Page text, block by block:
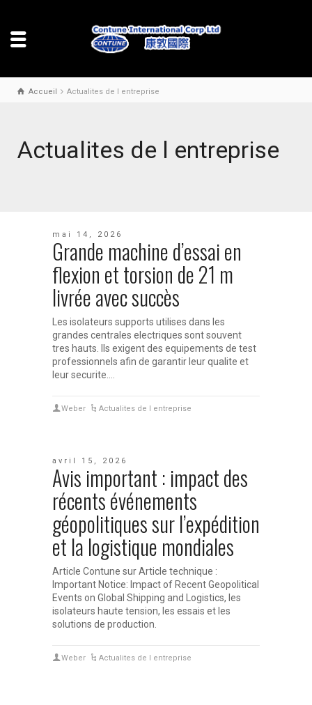
Accueil Actualites de l entreprise
Actualites de l entreprise
mai 14, 2026
Grande machine d’essai en
flexion et torsion de 21 m
livrée avec succès
Les isolateurs supports utilises dans les
grandes centrales electriques sont souvent
tres hauts. Ils exigent des equipements de test
professionnels afin de garantir leur qualite et
leur securite.…
Weber Actualites de l entreprise
avril 15, 2026
Avis important : impact des
récents événements
géopolitiques sur l’expédition
et la logistique mondiales
Article Contune sur Article technique :
Important Notice: Impact of Recent Geopolitical
Events on Global Shipping and Logistics, les
isolateurs haute tension, les essais et les
solutions de production.
Weber Actualites de l entreprise